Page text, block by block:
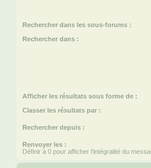
Rechercher dans les sous-forums :
Rechercher dans :
Afficher les résultats sous forme de :
Classer les résultats par :
Rechercher depuis :
Renvoyer les :
Définir à 0 pour afficher l’intégralité du